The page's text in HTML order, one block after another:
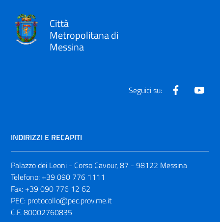
Città
Metropolitana di
Messina
Seguici su: Facebook
INDIRIZZI E RECAPITI
Palazzo dei Leoni - Corso Cavour, 87 - 98122 Messina
Telefono: +39 090 776 1111
Fax: +39 090 776 12 62
PEC: protocollo@pec.prov.me.it
C.F. 80002760835